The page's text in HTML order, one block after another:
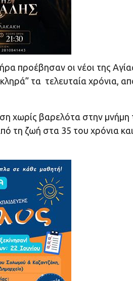
προέβησαν οι νέοι της
τα τελευταία χρόνια,
χωρίς βαρελότα στην μνήμη
τη ζωή στα 35 του χρόνια